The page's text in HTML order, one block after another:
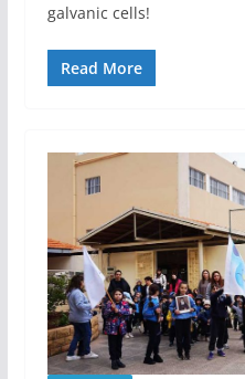
galvanic cells!
Read More